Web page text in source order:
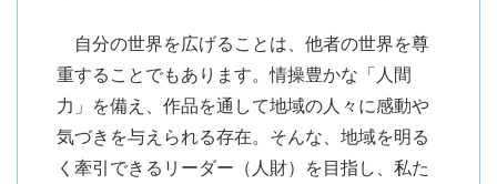
自分の世界を広げることは、他者の世界を尊
重することでもあります。情操豊かな「人間
力」を備え、作品を通して地域の人々に感動や
気づきを与えられる存在。そんな、地域を明る
く牽引できるリーダー（人財）を目指し、私た